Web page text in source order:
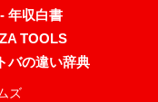
年収白書
TOOLS
バの違い辞典
ズ